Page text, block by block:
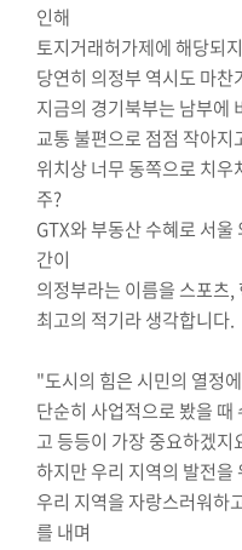
인해
토지거래허가제에 해당되
당연히 의정부 역시도 마찬
지금의 경기북부는 남부에
교통 불편으로 점점 작아지
위치상 너무 동쪽으로 치
주?
GTX와 부동산 수혜로 서
간이
의정부라는 이름을 스포츠
최고의 적기라 생각합니다.
"도시의 힘은 시민의 열정
단순히 사업적으로 봤을
고 등등이 가장 중요하겠지
하지만 우리 지역의 발전을
우리 지역을 자랑스러워하
를 내며